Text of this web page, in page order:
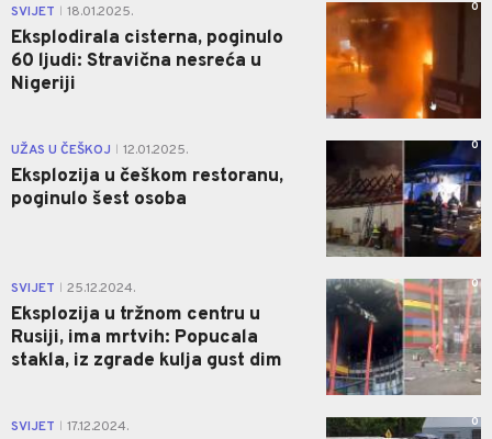
SVIJET 18.01.2025.
Eksplodirala cisterna, poginulo
60 ljudi: Stravična nesreća u
Nigeriji
0
UŽAS U ČEŠKOJ 12.01.2025.
Eksplozija u češkom restoranu,
poginulo šest osoba
0
SVIJET 25.12.2024.
Eksplozija u tržnom centru u
Rusiji, ima mrtvih: Popucala
stakla, iz zgrade kulja gust dim
0
SVIJET 17.12.2024. 0